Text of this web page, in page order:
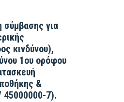
σύμβασης για
κινδύνου),
1ου ορόφου
&
45000000-7).